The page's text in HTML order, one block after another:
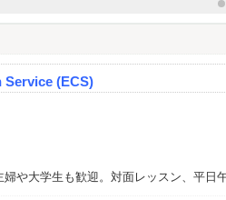
(ECS)
や大学生も歓迎。対面レッスン、平日
勤務ができる方を募集しています。